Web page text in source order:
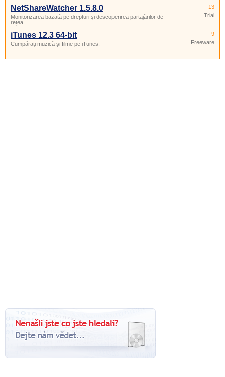
NetShareWatcher 1.5.8.0
Monitorizarea bazată pe drepturi și descoperirea partajărilor de
rețea.
13
Trial
iTunes 12.3 64-bit
Cumpărați muzică și filme pe iTunes.
9
Freeware